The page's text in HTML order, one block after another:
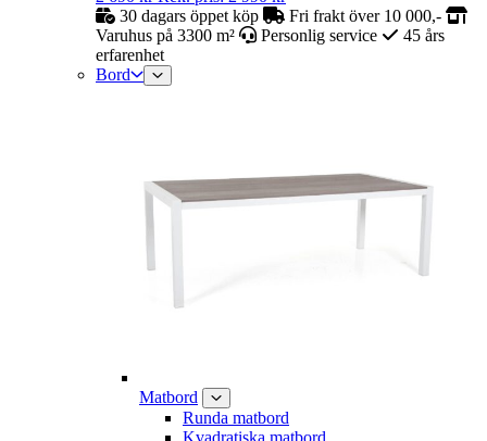
30 dagars öppet köp
Fri frakt över 10 000,-
Varuhus på 3300 m²
Personlig service
45 års
erfarenhet
Bord
Matbord
Runda matbord
Kvadratiska matbord